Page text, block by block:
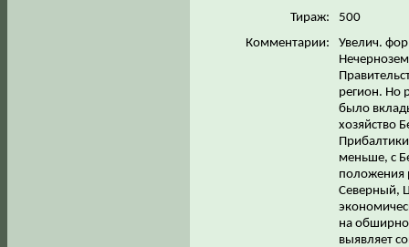
Тираж:
500
Комментарии:
Увелич.
регион. Но
было
хозяйство
меньше, с
положения
Северный,
на
выявляет